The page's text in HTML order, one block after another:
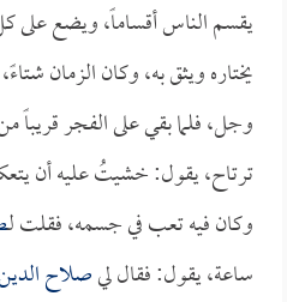
يقسم الناس أقساماً، ويضع على
يختاره ويثق به، وكان الزمان
وجل، فلما بقي على الفجر
ترتاح، يقول: خشيتُ عليه أن
وكان فيه تعب في جسمه، فقلت لـ
ساعة، يقول: فقال ليصلاح